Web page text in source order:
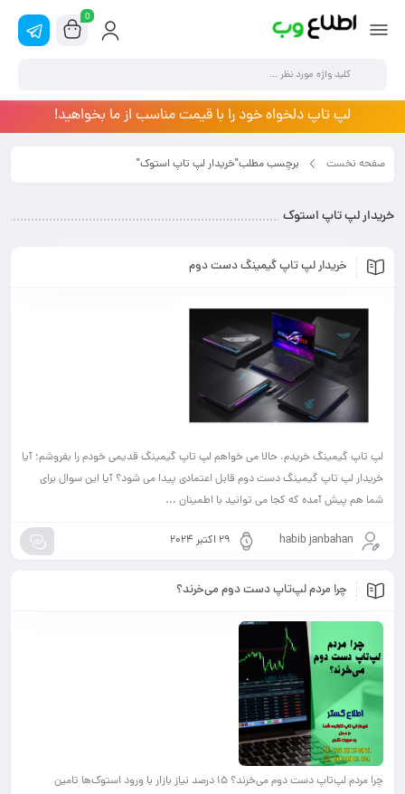
0
لپ تاپ دلخواه خود را با قیمت مناسب از ما بخواهید!
صفحه نخست برچسب مطلب"خریدار لپ تاپ استوک"
خریدار لپ تاپ استوک
خریدار لپ تاپ گیمینگ دست دوم
لپ تاپ گیمینگ خریدم، حالا می‌ خواهم لپ تاپ گیمینگ قدیمی خودم را بفروشم؛ آیا
خریدار لپ تاپ گیمینگ دست دوم قابل اعتمادی پیدا می‌ شود؟ آیا این سوال برای
شما هم پیش آمده که کجا می‌ توانید با اطمینان ...
habib janbahan 29 اکتبر 2024
چرا مردم لپ‌تاپ دست دوم می‌خرند؟
چرا مردم لپ‌تاپ دست دوم می‌خرند؟ ۱۵ درصد نیاز بازار با ورود استوک‌ها تامین